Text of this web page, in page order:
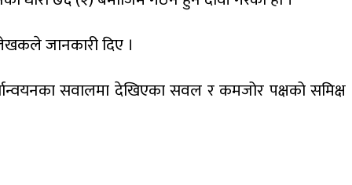
जानकारी दिए ।
सवालमा देखिएका सवल र कमजोर पक्षको समिक्ष